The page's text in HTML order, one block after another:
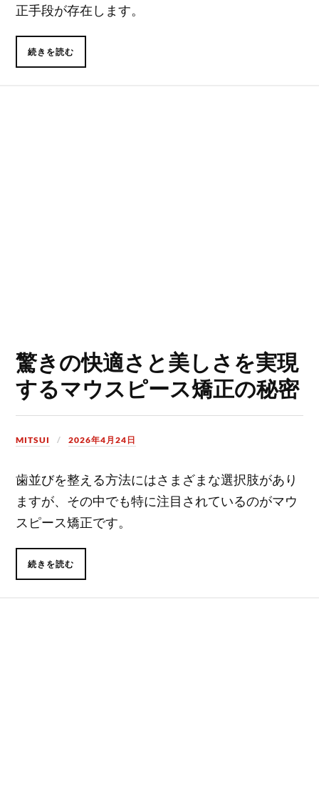
正手段が存在します。
続きを読む
驚きの快適さと美しさを実現
するマウスピース矯正の秘密
MITSUI 2026年4月24日
歯並びを整える方法にはさまざまな選択肢があり
ますが、その中でも特に注目されているのがマウ
スピース矯正です。
続きを読む